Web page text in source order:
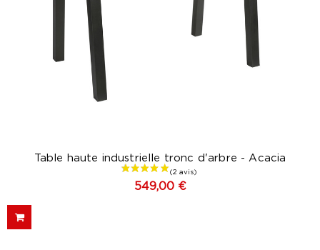
Table haute industrielle tronc d'arbre - Acacia
549,00 €